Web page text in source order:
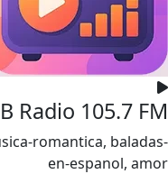
Radio 105.7 FM
romantica, baladas-
en-espanol, amor